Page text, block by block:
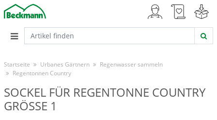
Startseite Urbanes Gärtnern
Regenwasser sammeln
Regentonnen Country
SOCKEL FÜR REGENTONNE COUNTRY
GRÖSSE 1